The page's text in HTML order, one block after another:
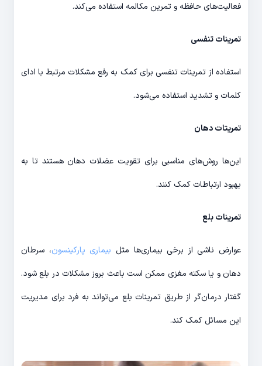
فعالیت‌های حافظه و تمرین مکالمه استفاده می‌کند.
تمرینات تنفسی
استفاده از تمرینات تنفسی برای کمک به رفع مشکلات مرتبط با ادای
کلمات و تشدید استفاده می‌شود.
تمریتات دهان
این‌ها روش‌های مناسبی برای تقویت عضلات دهان هستند تا به
بهبود ارتباطات کمک کنند.
تمرینات بلع
عوارض ناشی از برخی بیماری‌ها مثل بیماری پارکینسون، سرطان
دهان و یا سکته مغزی ممکن است باعث بروز مشکلات در بلع شود.
گفتار درمان‌گر از طریق تمرینات بلع می‌تواند به فرد برای مدیریت
این مسائل کمک کند.